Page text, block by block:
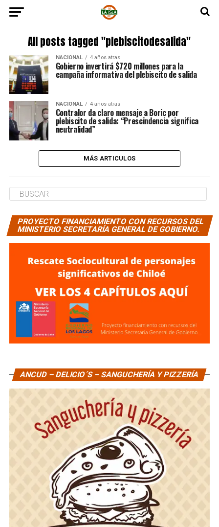
All posts tagged "plebiscitodesalida"
NACIONAL 4 años atras
Gobierno invertirá $720 millones para la
campaña informativa del plebiscito de salida
NACIONAL 4 años atras
Contralor da claro mensaje a Boric por
plebiscito de salida: “Prescindencia significa
neutralidad”
MÁS ARTICULOS
PROYECTO FINANCIAMIENTO CON RECURSOS DEL
MINISTERIO SECRETARÍA GENERAL DE GOBIERNO.
ANCUD – DELICIO´S – SANGUCHERÍA Y PIZZERÍA